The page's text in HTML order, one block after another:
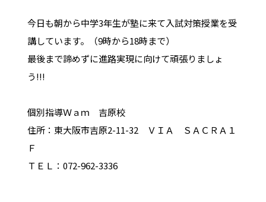
今日も朝から中学3年生が塾に来て入試対策授業を受
講しています。（9時から18時まで）
最後まで諦めずに進路実現に向けて頑張りましょ
う!!!
個別指導Ｗａｍ 吉原校
住所：東大阪市吉原2-11-32 ＶＩＡ ＳＡＣＲＡ１
Ｆ
ＴＥＬ：072-962-3336